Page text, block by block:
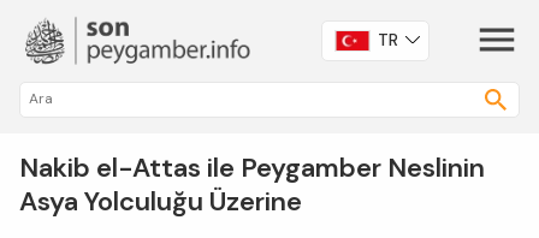
TR
Nakib el-Attas ile Peygamber Neslinin
Asya Yolculuğu Üzerine